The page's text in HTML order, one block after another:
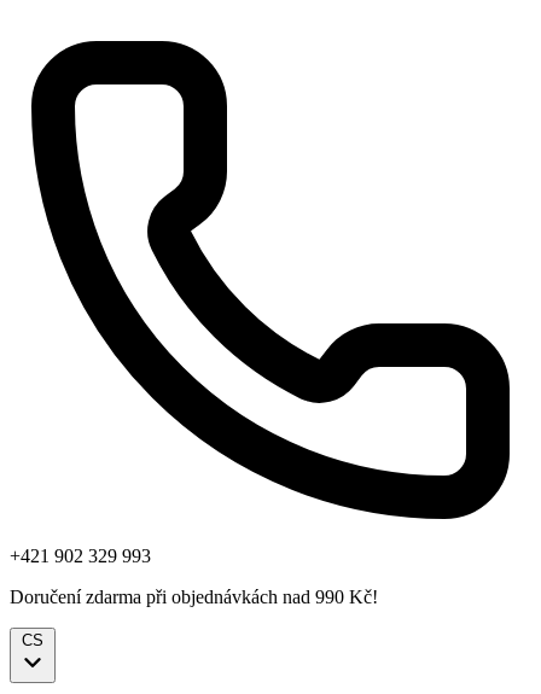
+421 902 329 993
Doručení zdarma při objednávkách nad 990 Kč!
CS